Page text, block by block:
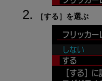
［する］を選ぶ